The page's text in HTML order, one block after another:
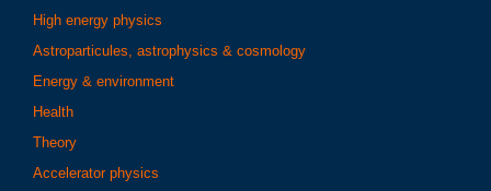
High energy physics
Astroparticules, astrophysics & cosmology
Energy & environment
Health
Theory
Accelerator physics